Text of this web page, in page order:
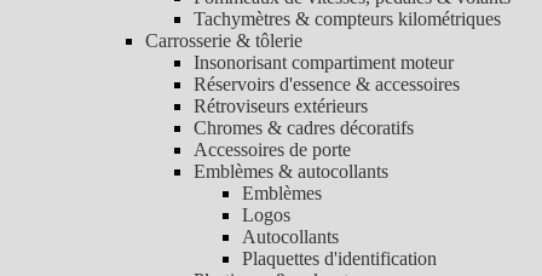
Tachymètres & compteurs kilométriques
Carrosserie & tôlerie
Insonorisant compartiment moteur
Réservoirs d'essence & accessoires
Rétroviseurs extérieurs
Chromes & cadres décoratifs
Accessoires de porte
Emblèmes & autocollants
Emblèmes
Logos
Autocollants
Plaquettes d'identification